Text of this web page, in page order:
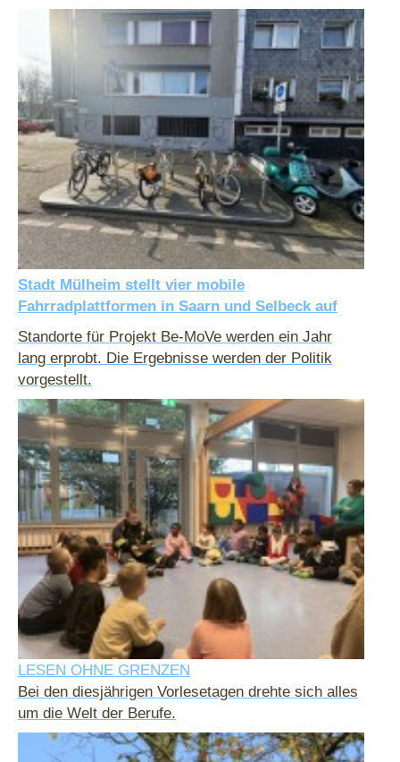
Stadt Mülheim stellt vier mobile
Fahrradplattformen in Saarn und Selbeck auf
Standorte für Projekt Be-MoVe werden ein Jahr
lang erprobt. Die Ergebnisse werden der Politik
vorgestellt.
LESEN OHNE GRENZEN
Bei den diesjährigen Vorlesetagen drehte sich alles
um die Welt der Berufe.